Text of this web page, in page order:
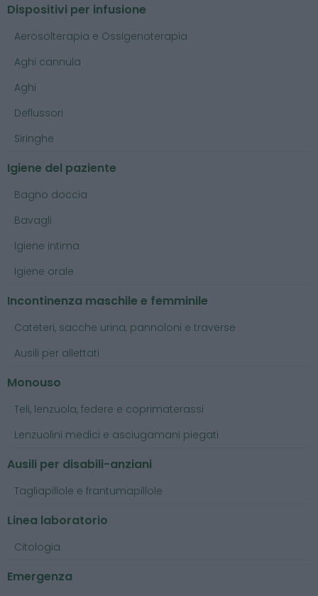
Dispositivi per infusione
Aerosolterapia e Ossigenoterapia
Aghi cannula
Aghi
Deflussori
Siringhe
Igiene del paziente
Bagno doccia
Bavagli
Igiene intima
Igiene orale
Incontinenza maschile e femminile
Cateteri, sacche urina, pannoloni e traverse
Ausili per allettati
Monouso
Teli, lenzuola, federe e coprimaterassi
Lenzuolini medici e asciugamani piegati
Ausili per disabili-anziani
Tagliapillole e frantumapillole
Linea laboratorio
Citologia
Emergenza